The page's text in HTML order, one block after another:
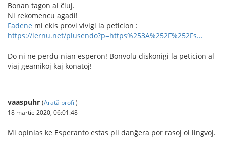
Bonan tagon al ĉiuj.
Ni rekomencu agadi!
Fadene mi ekis provi vivigi la peticion :
https://lernu.net/plusendo?p=https%253A%252F%252Fs...
Do ni ne perdu nian esperon! Bonvolu diskonigi la peticion al
viaj geamikoj kaj konatoj!
vaaspuhr (Arată profil)
18 martie 2020, 06:01:48
Mi opinias ke Esperanto estas pli danĝera por rasoj ol lingvoj.